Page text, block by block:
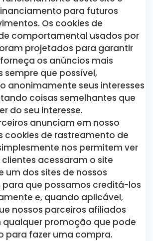
para futuros
Os cookies de
comportamental usados ​​por
projetados para garantir
os anúncios mais
sempre que possível,
anonimamente seus interesses
coisas semelhantes que
do seu interesse.
anunciam em nosso
cookies de rastreamento de
nos permitem ver
clientes acessaram o site
um dos sites de nossos
para que possamos creditá-los
e, quando aplicável,
nossos parceiros afiliados
promoção que pode
para fazer uma compra.